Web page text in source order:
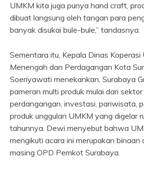
UMKM kita juga punya hand craft,
dibuat langsung oleh tangan para
banyak disukai bule-bule,” tandasnya.
Sementara itu, Kepala Dinas Koperasi
Menengah dan Perdagangan Kota
Soeriyawati menekankan, Surabaya
pameran multi produk mulai dari sektor
perdangangan, investasi, pariwisata,
produk unggulan UMKM yang digelar
tahunnya. Dewi menyebut bahwa
mengikuti acara ini merupakan binaan
masing OPD Pemkot Surabaya.